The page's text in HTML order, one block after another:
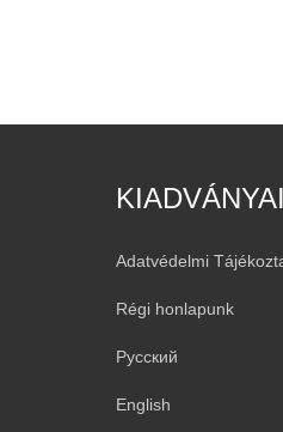
Adatvédelmi
Régi honlapunk
Русский
English